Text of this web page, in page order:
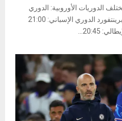
الدوريات الأوروبية: ​الدوري
الإنقليزي​: 21:00 ليستر سيتي – برينتفورد ​الدوري الإسباني​: 21:00
20:45...